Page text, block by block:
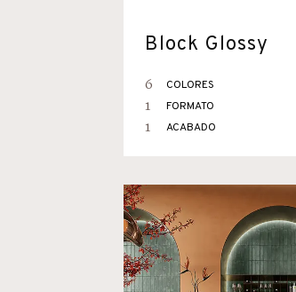
Block Glossy
6 COLORES
1 FORMATO
1 ACABADO